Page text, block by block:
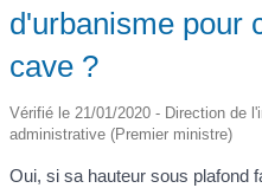
d'urbanisme pour
cave ?
Vérifié le 21/01/2020 - Direction de
administrative (Premier ministre)
Oui, si sa hauteur sous plafond